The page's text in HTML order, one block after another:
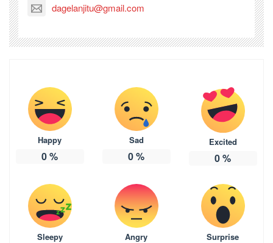
dagelanjitu@gmail.com
Happy
0%
Sad
0%
Excited
0%
Sleepy Angry Surprise